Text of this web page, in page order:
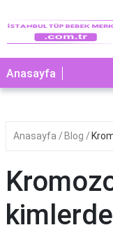
Anasayfa
Anasayfa Blog